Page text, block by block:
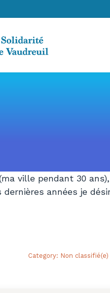
ville pendant 30
années je
Category: Non classifié(e)